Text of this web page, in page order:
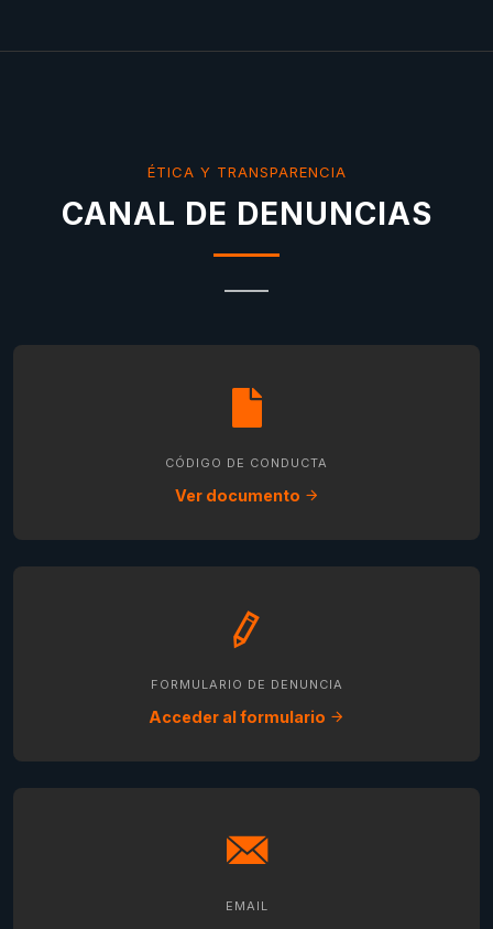
ÉTICA Y TRANSPARENCIA
CANAL DE DENUNCIAS
CÓDIGO DE CONDUCTA
Ver documento
FORMULARIO DE DENUNCIA
Acceder al formulario
EMAIL